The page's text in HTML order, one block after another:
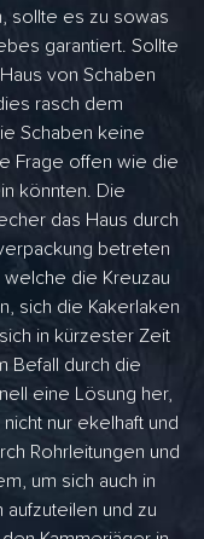
sollte es zu sowas
garantiert. Sollte
von Schaben
rasch dem
Schaben keine
Frage offen wie die
könnten. Die
das Haus durch
betreten
welche die Kreuzau
sich die Kakerlaken
in kürzester Zeit
Befall durch die
eine Lösung her,
nur ekelhaft und
Rohrleitungen und
um sich auch in
und zu